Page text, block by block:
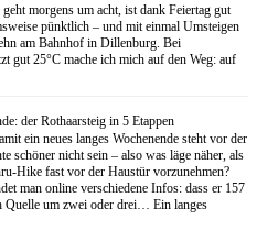
morgens um acht, ist dank Feiertag gut
pünktlich – und mit einmal Umsteigen
am Bahnhof in Dillenburg. Bei
gut 25°C mache ich mich auf den Weg: auf
der Rothaarsteig in 5 Etappen
ein neues langes Wochenende steht vor der
schöner nicht sein – also was läge näher, als
Hike fast vor der Haustür vorzunehmen?
man online verschiedene Infos: dass er 157
Quelle um zwei oder drei… Ein langes